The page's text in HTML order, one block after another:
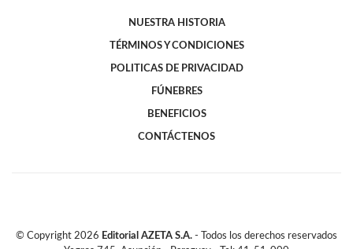
NUESTRA HISTORIA
TÉRMINOS Y CONDICIONES
POLITICAS DE PRIVACIDAD
FÚNEBRES
BENEFICIOS
CONTÁCTENOS
© Copyright 2026 Editorial AZETA S.A. - Todos los derechos reservados